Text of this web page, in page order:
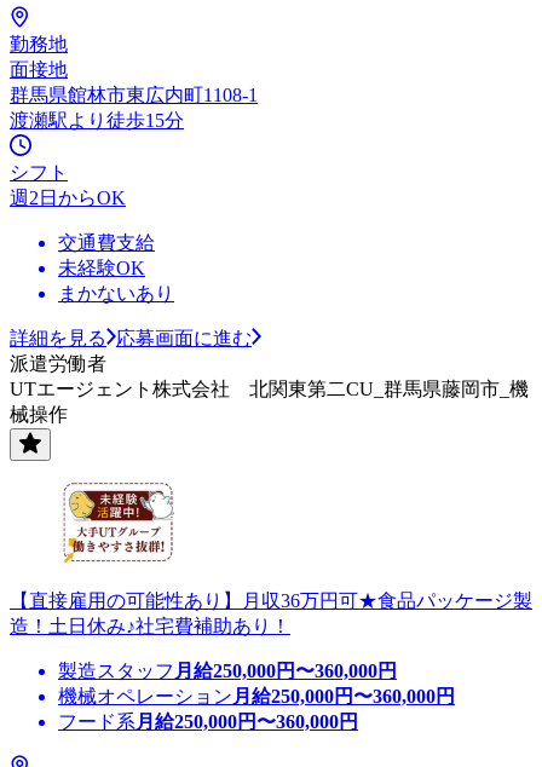
勤務地
面接地
群馬県館林市東広内町1108-1
渡瀬駅より徒歩15分
シフト
週2日からOK
交通費支給
未経験OK
まかないあり
詳細を見る
応募画面に進む
派遣労働者
UTエージェント株式会社 北関東第二CU_群馬県藤岡市_機
械操作
【直接雇用の可能性あり】月収36万円可★食品パッケージ製
造！土日休み♪社宅費補助あり！
製造スタッフ 月給250,000円〜360,000円
機械オペレーション 月給250,000円〜360,000円
フード系 月給250,000円〜360,000円